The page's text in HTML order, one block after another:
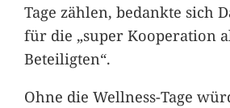
Tage zählen, bedankte sich
für die „super Kooperation
Beteiligten“.
Ohne die Wellness-Tage